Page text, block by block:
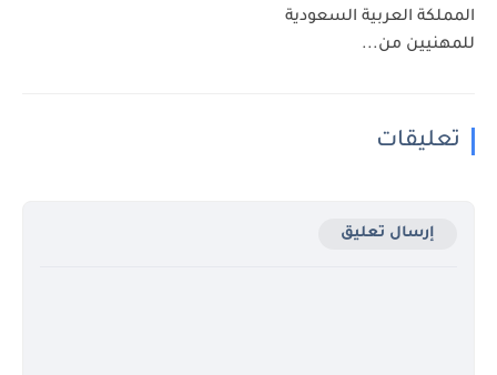
المملكة العربية السعودية
للمهنيين من...
تعليقات
إرسال تعليق